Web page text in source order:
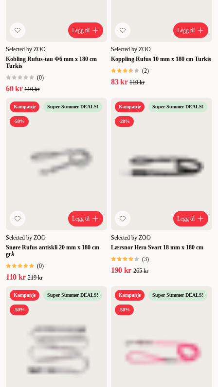
Legg til
Selected by ZOO
Kobling Rufus-tau Φ6 mm x 180 cm
Turkis
(0)
60 kr 119 kr
Legg til
Selected by ZOO
Koppling Rufus 10 mm x 180 cm Turkis
(2)
83 kr 119 kr
Kampanje Super Summer DEALS!
-50%
Legg til
Selected by ZOO
Snøre Rufus antiskli 20 mm x 180 cm
grå
(0)
110 kr 219 kr
Kampanje Super Summer DEALS!
-28%
Legg til
Selected by ZOO
Lærsnor Hera Svart 18 mm x 180 cm
(3)
190 kr 265 kr
Kampanje Super Summer DEALS!
-50%
Kampanje Super Summer DEALS!
-50%